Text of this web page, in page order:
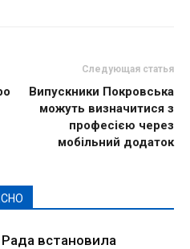
Следующая статья
Випускники Покровська
можуть визначитися з
професією через
мобільний додаток
встановила